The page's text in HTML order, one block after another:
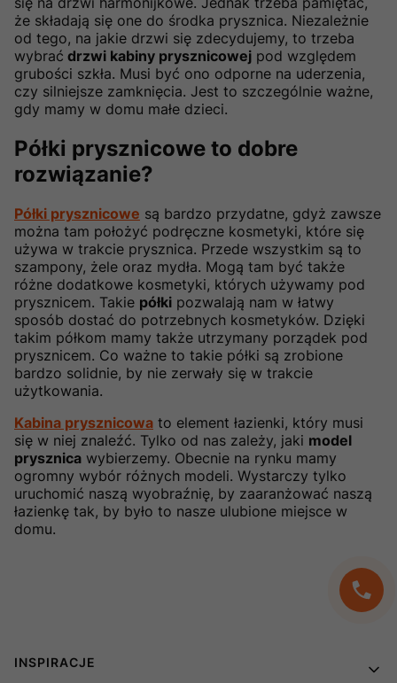
że składają się one do środka prysznica. Niezależnie
od tego, na jakie drzwi się zdecydujemy, to trzeba
wybrać drzwi kabiny prysznicowej pod względem
grubości szkła. Musi być ono odporne na uderzenia,
czy silniejsze zamknięcia. Jest to szczególnie ważne,
gdy mamy w domu małe dzieci.
Półki prysznicowe to dobre
rozwiązanie?
Półki prysznicowe są bardzo przydatne, gdyż zawsze
można tam położyć podręczne kosmetyki, które się
używa w trakcie prysznica. Przede wszystkim są to
szampony, żele oraz mydła. Mogą tam być także
różne dodatkowe kosmetyki, których używamy pod
prysznicem. Takie półki pozwalają nam w łatwy
sposób dostać do potrzebnych kosmetyków. Dzięki
takim półkom mamy także utrzymany porządek pod
prysznicem. Co ważne to takie półki są zrobione
bardzo solidnie, by nie zerwały się w trakcie
użytkowania.
Kabina prysznicowa to element łazienki, który musi
się w niej znaleźć. Tylko od nas zależy, jaki model
prysznica wybierzemy. Obecnie na rynku mamy
ogromny wybór różnych modeli. Wystarczy tylko
uruchomić naszą wyobraźnię, by zaaranżować naszą
łazienkę tak, by było to nasze ulubione miejsce w
domu.
Linki w stopce
INSPIRACJE